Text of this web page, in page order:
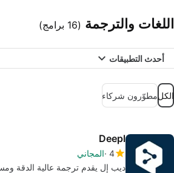
اللغات والترجمة (16 برامج)
أحدث التطبيقات
الكلمطوّرون شركاء
Deepl
4 المجاني
ديب إل يقدم ترجمة عالية الدقة